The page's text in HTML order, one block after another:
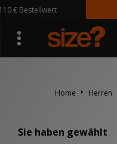
Bestellwert
Home Herren
Sie haben gewählt